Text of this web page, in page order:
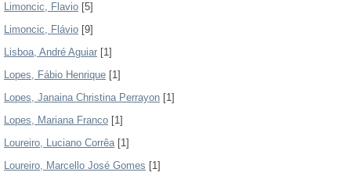
Limoncic, Flavio [5]
Limoncic, Flávio [9]
Lisboa, André Aguiar [1]
Lopes, Fábio Henrique [1]
Lopes, Janaina Christina Perrayon [1]
Lopes, Mariana Franco [1]
Loureiro, Luciano Corrêa[1]
Loureiro, Marcello José Gomes [1]